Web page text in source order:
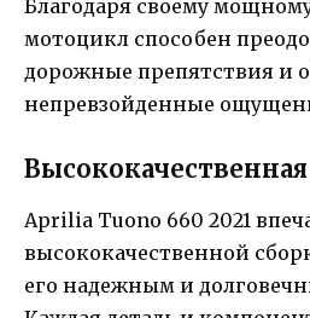
Благодаря своему
мотоцикл способен
дорожные препятствия и
непревзойденные
Aprilia Tuono 660 2021
высококачественной
его надежным и